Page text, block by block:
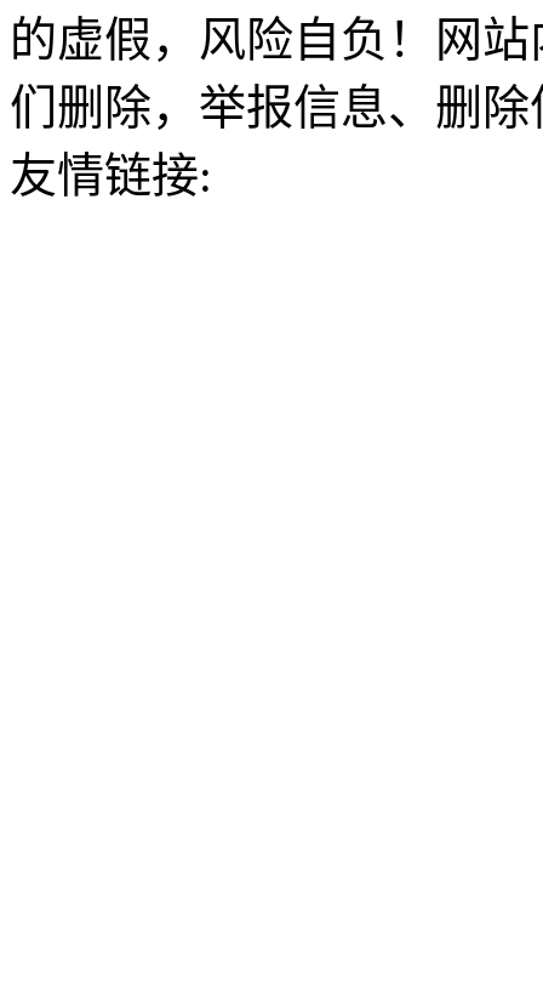
的虚假，风险自负！网
们删除，举报信息、删
友情链接: